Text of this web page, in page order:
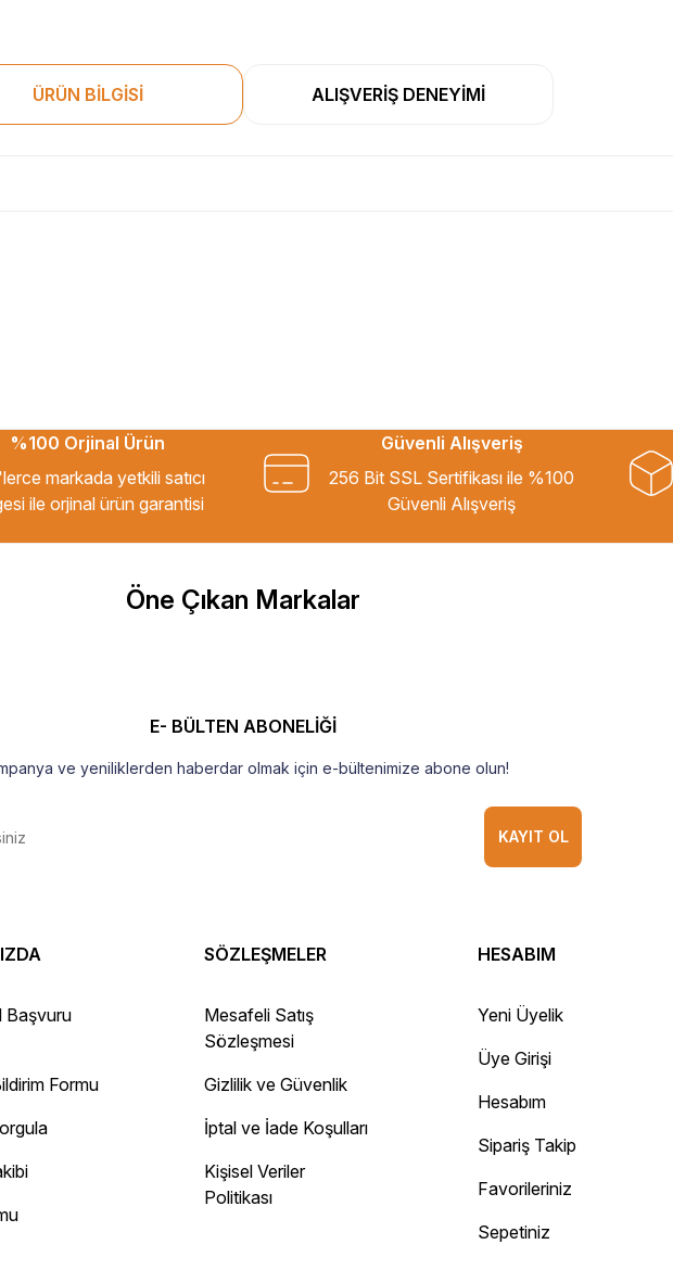
ÜRÜN BİLGİSİ ALIŞVERİŞ DENEYİMİ
ederim.
ederim.
site
%100 Orjinal Ürün
markada yetkili satıcı
ile orjinal ürün garantisi
Güvenli Alışveriş
256 Bit SSL Sertifikası ile %100
Güvenli Alışveriş
Öne Çıkan Markalar
E- BÜLTEN ABONELİĞİ
ve yeniliklerden haberdar olmak için e-bültenimize abone olun!
KAYIT OL
Başvuru
Formu
SÖZLEŞMELER
Mesafeli Satış
Sözleşmesi
Gizlilik ve Güvenlik
İptal ve İade Koşulları
Kişisel Veriler
Politikası
HESABIM
Yeni Üyelik
Üye Girişi
Hesabım
Sipariş Takip
Favorileriniz
Sepetiniz